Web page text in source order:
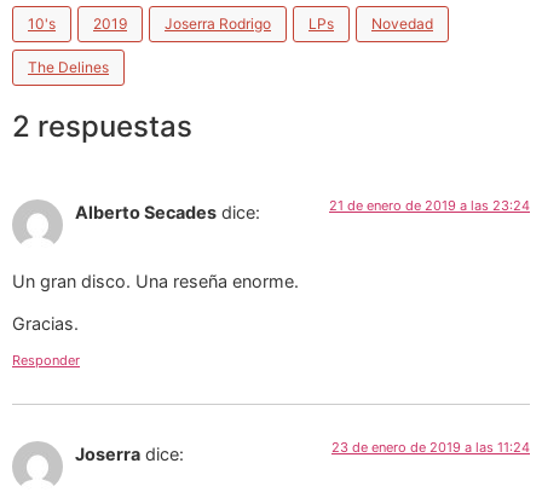
10's 2019 Joserra Rodrigo LPs Novedad
The Delines
2 respuestas
Alberto Secades dice: 21 de enero de 2019 a las 23:24
Un gran disco. Una reseña enorme.
Gracias.
Responder
Joserra dice: 23 de enero de 2019 a las 11:24